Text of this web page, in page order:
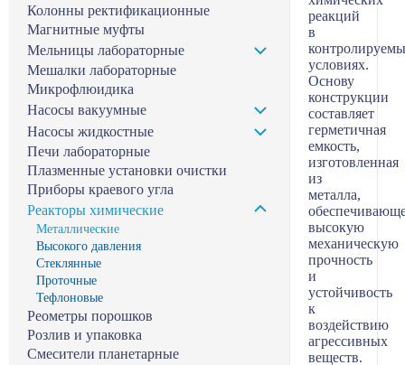
Колонны ректификационные
Магнитные муфты
Мельницы лабораторные
Мешалки лабораторные
Микрофлюидика
Насосы вакуумные
Насосы жидкостные
Печи лабораторные
Плазменные установки очистки
Приборы краевого угла
Реакторы химические
Металлические
Высокого давления
Стеклянные
Проточные
Тефлоновые
Реометры порошков
Розлив и упаковка
Смесители планетарные
реакций
в
условиях.
Основу
конструкции
составляет
герметичная
емкость,
изготовленная
из
металла,
высокую
механическую
прочность
и
устойчивость
к
воздействию
агрессивных
веществ.